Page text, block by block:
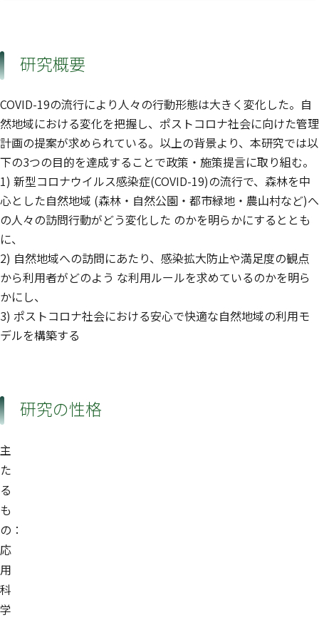
研究概要
COVID-19の流行により人々の行動形態は大きく変化した。自
然地域における変化を把握し、ポストコロナ社会に向けた管理
計画の提案が求められている。以上の背景より、本研究では以
下の3つの目的を達成することで政策・施策提言に取り組む。
1) 新型コロナウイルス感染症(COVID-19)の流行で、森林を中
心とした自然地域 (森林・自然公園・都市緑地・農山村など)へ
の人々の訪問行動がどう変化した のかを明らかにするととも
に、
2) 自然地域への訪問にあたり、感染拡大防止や満足度の観点
から利用者がどのよう な利用ルールを求めているのかを明ら
かにし、
3) ポストコロナ社会における安心で快適な自然地域の利用モ
デルを構築する
研究の性格
主
た
る
も
の：
応
用
科
学